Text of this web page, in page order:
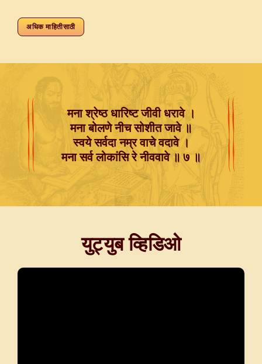
अधिक माहितीसाठी
मना श्रेष्ठ धारिष्ट जीवी धरावे ।
मना बोलणे नीच सोशीत जावे ॥
स्वये सर्वदा नम्र वाचे वदावे ।
मना सर्व लोकांसि रे नीववावे ॥ ७ ॥
युट्युब व्हिडिओ